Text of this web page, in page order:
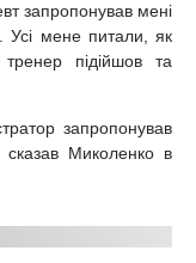
запропонував мені
Усі мене питали, як
підійшов та
запропонував
Миколенко в